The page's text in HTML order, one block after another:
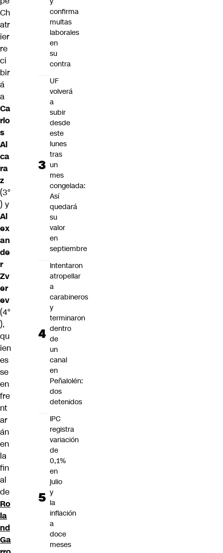
Ch
atr
ier
re
ci
bir
á
a
Ca
rlo
s
Al
ca
ra
z
(3°
) y
Al
ex
an
de
r
Zv
er
ev
(4°
),
qu
ien
es
se
en
fre
nt
ar
án
en
la
fin
al
de
Ro
la
nd
Ga
confirma
multas
laborales
en
su
contra
UF
volverá
a
subir
desde
este
lunes
tras
un
mes
congelada:
Así
quedará
su
valor
en
septiembre
Intentaron
atropellar
a
carabineros
y
terminaron
dentro
de
un
canal
en
Peñalolén:
dos
detenidos
IPC
registra
variación
de
0,1%
en
julio
y
la
inflación
a
doce
meses